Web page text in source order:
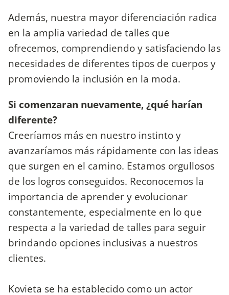
Además, nuestra mayor diferenciación radica
en la amplia variedad de talles que
ofrecemos, comprendiendo y satisfaciendo las
necesidades de diferentes tipos de cuerpos y
promoviendo la inclusión en la moda.
Si comenzaran nuevamente, ¿qué harían
diferente?
Creeríamos más en nuestro instinto y
avanzaríamos más rápidamente con las ideas
que surgen en el camino. Estamos orgullosos
de los logros conseguidos. Reconocemos la
importancia de aprender y evolucionar
constantemente, especialmente en lo que
respecta a la variedad de talles para seguir
brindando opciones inclusivas a nuestros
clientes.
Kovieta se ha establecido como un actor